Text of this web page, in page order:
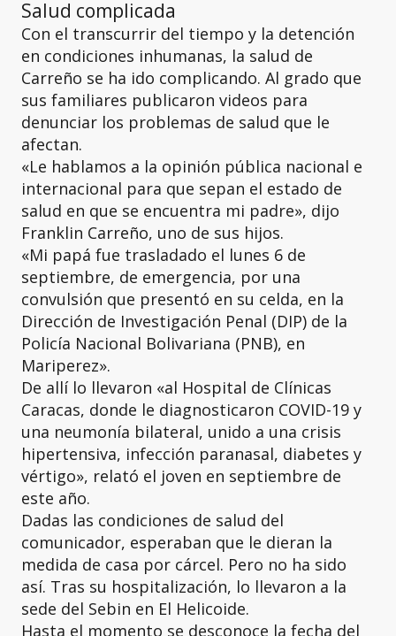
Salud complicada
Con el transcurrir del tiempo y la detención
en condiciones inhumanas, la salud de
Carreño se ha ido complicando. Al grado que
sus familiares publicaron videos para
denunciar los problemas de salud que le
afectan.
«Le hablamos a la opinión pública nacional e
internacional para que sepan el estado de
salud en que se encuentra mi padre», dijo
Franklin Carreño, uno de sus hijos.
«Mi papá fue trasladado el lunes 6 de
septiembre, de emergencia, por una
convulsión que presentó en su celda, en la
Dirección de Investigación Penal (DIP) de la
Policía Nacional Bolivariana (PNB), en
Mariperez».
De allí lo llevaron «al Hospital de Clínicas
Caracas, donde le diagnosticaron COVID-19 y
una neumonía bilateral, unido a una crisis
hipertensiva, infección paranasal, diabetes y
vértigo», relató el joven en septiembre de
este año.
Dadas las condiciones de salud del
comunicador, esperaban que le dieran la
medida de casa por cárcel. Pero no ha sido
así. Tras su hospitalización, lo llevaron a la
sede del Sebin en El Helicoide.
Hasta el momento se desconoce la fecha del